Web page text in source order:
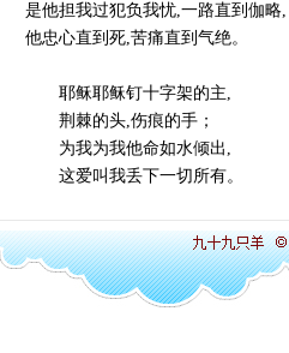
是他担我过犯负我忧,一路直到伽略,
他忠心直到死,苦痛直到气绝。
耶稣耶稣钉十字架的主,
荆棘的头,伤痕的手；
为我为我他命如水倾出,
这爱叫我丢下一切所有。